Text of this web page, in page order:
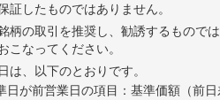
証したものではありません。
柄の取引を推奨し、勧誘するもので
こなってください。
は、以下のとおりです。
日が前営業日の項目：基準価額（前